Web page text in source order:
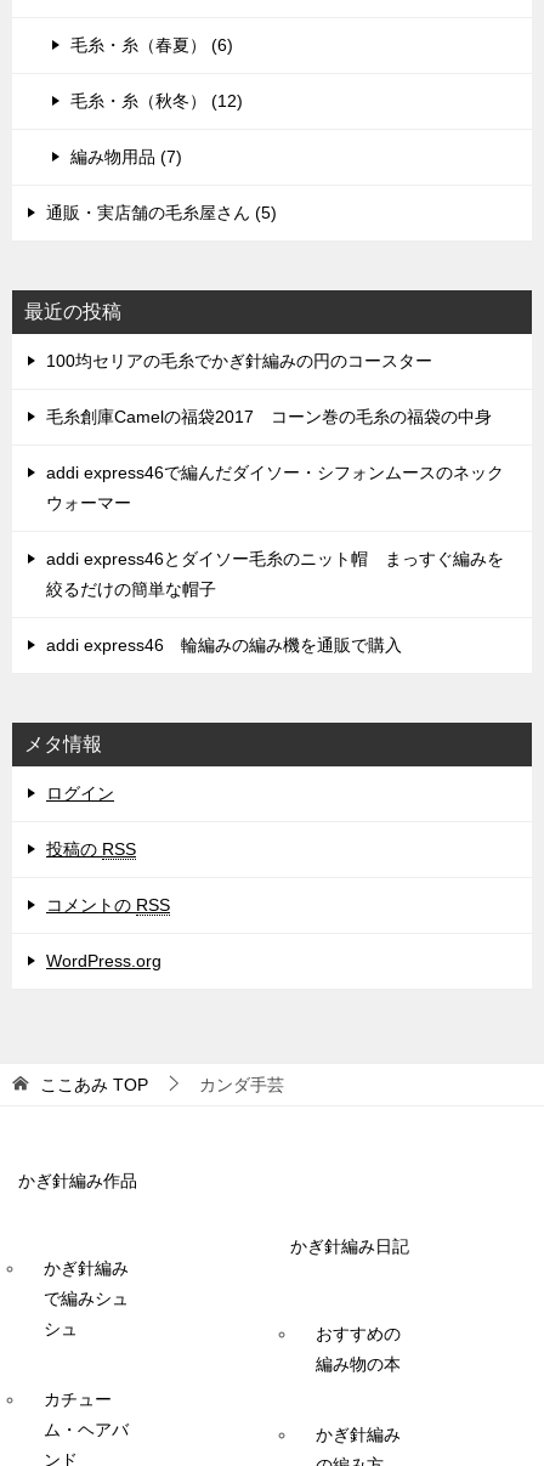
毛糸・糸（春夏） (6)
毛糸・糸（秋冬） (12)
編み物用品 (7)
通販・実店舗の毛糸屋さん (5)
最近の投稿
100均セリアの毛糸でかぎ針編みの円のコースター
毛糸創庫Camelの福袋2017 コーン巻の毛糸の福袋の中身
addi express46で編んだダイソー・シフォンムースのネック
ウォーマー
addi express46とダイソー毛糸のニット帽 まっすぐ編みを
絞るだけの簡単な帽子
addi express46 輪編みの編み機を通販で購入
メタ情報
ログイン
投稿の RSS
コメントの RSS
WordPress.org
ここあみ TOP カンダ手芸
かぎ針編み作品
かぎ針編み
で編みシュ
シュ
カチュー
ム・ヘアバ
ンド
かぎ針編み日記
おすすめの
編み物の本
かぎ針編み